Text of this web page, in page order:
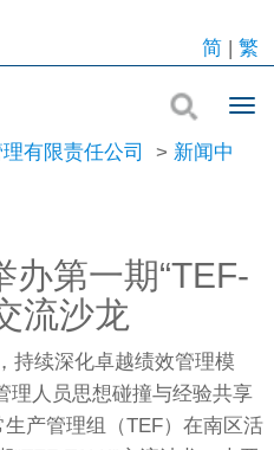
简| 繁
有限责任公司 > 新闻中
办第一期“TEF-
流沙龙
续深化卓越绩效管理模
理人员思想碰撞与经验共享
产管理组（TEF）在南区活